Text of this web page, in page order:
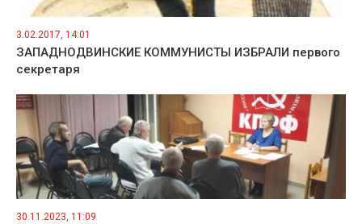
3.02.2017, 14:01
ЗАПАДНОДВИНСКИЕ КОММУНИСТЫ ИЗБРАЛИ первого
секретаря
30.11.2023, 11:09